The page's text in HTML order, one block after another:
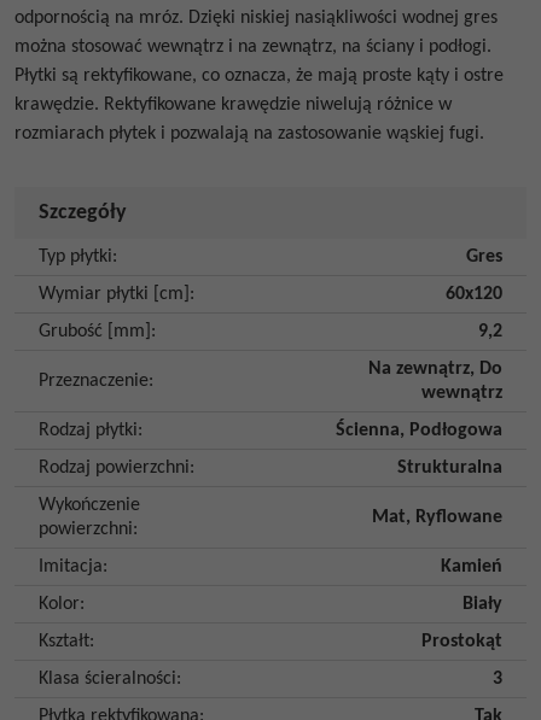
odpornością na mróz. Dzięki niskiej nasiąkliwości wodnej gres
można stosować wewnątrz i na zewnątrz, na ściany i podłogi.
Płytki są rektyfikowane, co oznacza, że mają proste kąty i ostre
krawędzie. Rektyfikowane krawędzie niwelują różnice w
rozmiarach płytek i pozwalają na zastosowanie wąskiej fugi.
Szczegóły
Typ płytki:
Gres
Wymiar płytki [cm] :
60x120
Grubość [mm] : 9,2
Przeznaczenie:
Na zewnątrz, Do
wewnątrz
Rodzaj płytki: Ścienna, Podłogowa
Rodzaj powierzchni:
Strukturalna
Wykończenie
powierzchni:
Mat, Ryflowane
Imitacja:
Kamień
Kolor:
Biały
Kształt:
Prostokąt
Klasa ścieralności:
3
Płytka rektyfikowana: Tak